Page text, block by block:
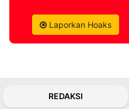
Laporkan Hoaks
REDAKSI